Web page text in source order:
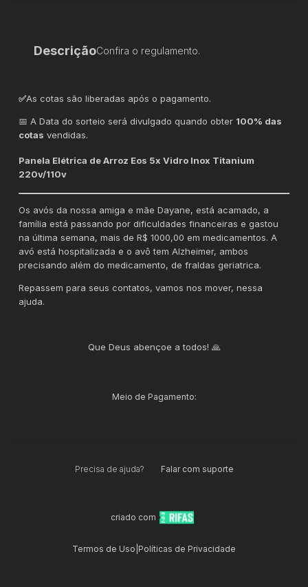
DescriçãoConfira o regulamento.
✅As cotas são liberadas após o pagamento.
📅 A Data do sorteio será divulgado quando obter 100% das
cotas vendidas.
Panela Elétrica de Arroz Eos 5x Vidro Inox Titanium
220v/110v
Os avós da nossa amiga e mãe Dayane, está acamado, a
família está passando por dificuldades financeiras e gastou
na última semana, mais de R$ 1000,00 em medicamentos. A
avó está hospitalizada e o avô tem Alzheimer, ambos
precisando além do medicamento, de fraldas geriatrica.
Repassem para seus contatos, vamos nos mover, nessa
ajuda.
Que Deus abençoe a todos! 🙏
Meio de Pagamento:
Precisa de ajuda? Falar com suporte
criado com
Termos de Uso Políticas de Privacidade